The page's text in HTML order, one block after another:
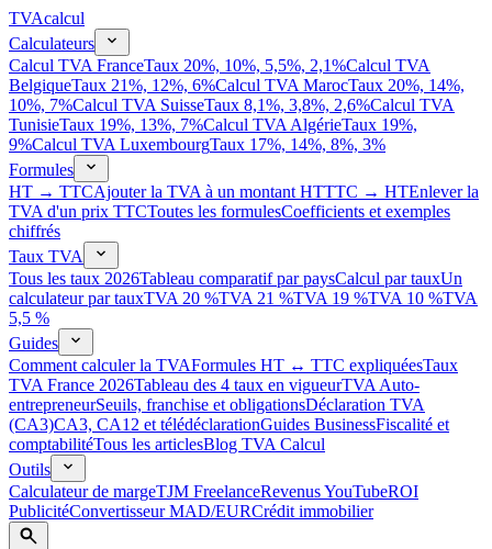
TVAcalcul
Calculateurs
Calcul TVA FranceTaux 20%, 10%, 5,5%, 2,1%Calcul TVA
BelgiqueTaux 21%, 12%, 6%Calcul TVA MarocTaux 20%, 14%,
10%, 7%Calcul TVA SuisseTaux 8,1%, 3,8%, 2,6%Calcul TVA
TunisieTaux 19%, 13%, 7%Calcul TVA AlgérieTaux 19%,
9%Calcul TVA LuxembourgTaux 17%, 14%, 8%, 3%
Formules
HT → TTCAjouter la TVA à un montant HTTTC → HTEnlever la
TVA d'un prix TTCToutes les formulesCoefficients et exemples
chiffrés
Taux TVA
Tous les taux 2026Tableau comparatif par paysCalcul par tauxUn
calculateur par tauxTVA 20 %TVA 21 %TVA 19 %TVA 10 %TVA
5,5 %
Guides
Comment calculer la TVAFormules HT ↔ TTC expliquéesTaux
TVA France 2026Tableau des 4 taux en vigueurTVA Auto-
entrepreneurSeuils, franchise et obligationsDéclaration TVA
(CA3)CA3, CA12 et télédéclarationGuides BusinessFiscalité et
comptabilitéTous les articlesBlog TVA Calcul
Outils
Calculateur de margeTJM FreelanceRevenus YouTubeROI
PublicitéConvertisseur MAD/EURCrédit immobilier